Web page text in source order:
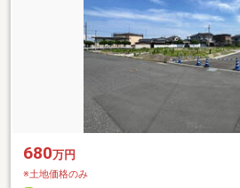
680万円
※土地価格のみ